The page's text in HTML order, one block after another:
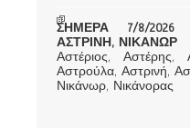
ΣΗΜΕΡΑ 7/8/
ΑΣΤΡΙΝΗ, ΝΙΚΑΝΩΡ
Αστέριος, Αστέρης,
Αστρούλα, Αστρινή,
Νικάνωρ, Νικάνορας